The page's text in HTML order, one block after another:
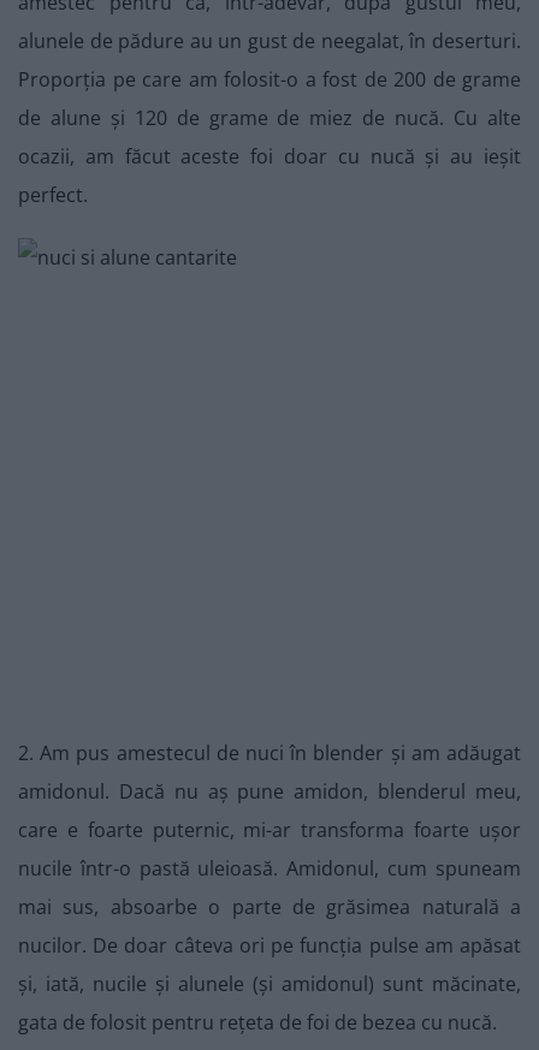
alunele de pădure au un gust de neegalat, în deserturi.
Proporția pe care am folosit-o a fost de 200 de grame
de alune și 120 de grame de miez de nucă. Cu alte
ocazii, am făcut aceste foi doar cu nucă și au ieșit
perfect.
2. Am pus amestecul de nuci în blender și am adăugat
amidonul. Dacă nu aș pune amidon, blenderul meu,
care e foarte puternic, mi-ar transforma foarte ușor
nucile într-o pastă uleioasă. Amidonul, cum spuneam
mai sus, absoarbe o parte de grăsimea naturală a
nucilor. De doar câteva ori pe funcția pulse am apăsat
și, iată, nucile și alunele (și amidonul) sunt măcinate,
gata de folosit pentru rețeta de foi de bezea cu nucă.